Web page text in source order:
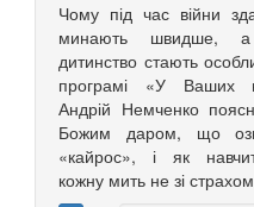
Чому під час війни
минають швидше,
дитинство стають
програмі «У Ваших
Андрій Немченко
Божим даром, що
«кайрос», і як
кожну мить не зі